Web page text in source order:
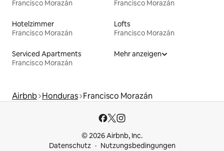
Francisco Morazán
Francisco Morazán
Hotelzimmer
Francisco Morazán
Lofts
Francisco Morazán
Serviced Apartments
Francisco Morazán
Mehr anzeigen
Airbnb Honduras Francisco Morazán
© 2026 Airbnb, Inc.
Datenschutz
Nutzungsbedingungen